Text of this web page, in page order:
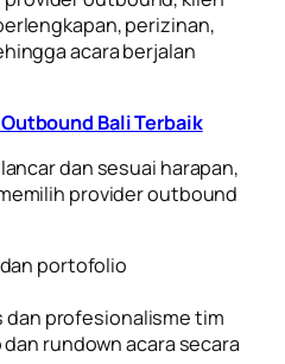
perizinan,
acara berjalan
Bali Terbaik
dan sesuai harapan,
provider outbound
portofolio
dan profesionalisme tim
rundown acara secara